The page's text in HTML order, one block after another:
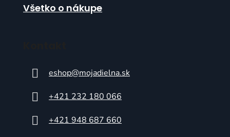
Všetko o nákupe
eshop@mojadielna.sk
+421 232 180 066
+421 948 687 660